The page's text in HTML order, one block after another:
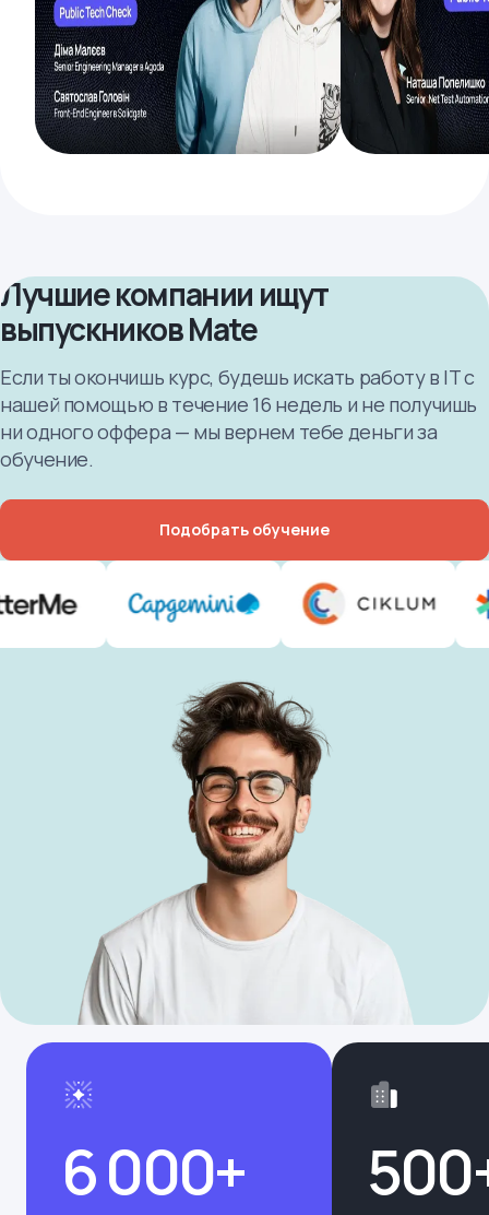
Лучшие компании ищут
выпускников Mate
Если ты окончишь курс, будешь искать работу в IT с
нашей помощью в течение 16 недель и не получишь
ни одного оффера — мы вернем тебе деньги за
обучение.
Подобрать обучение
6 000+